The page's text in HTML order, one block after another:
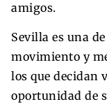
amigos.
Sevilla es una
movimiento y
los que decidan
oportunidad de